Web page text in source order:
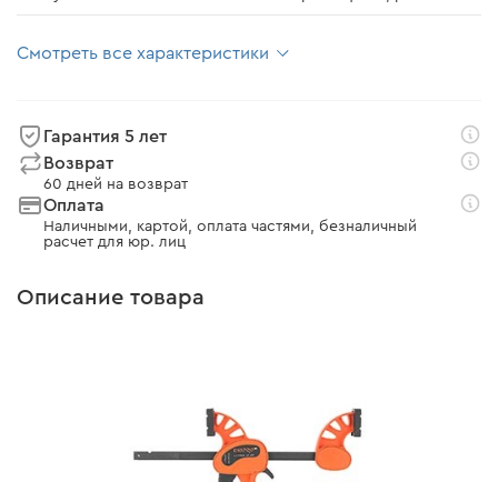
Смотреть все характеристики
Гарантия 5 лет
Возврат
60 дней на возврат
Оплата
Наличными, картой, оплата частями, безналичный
расчет для юр. лиц
Описание товара